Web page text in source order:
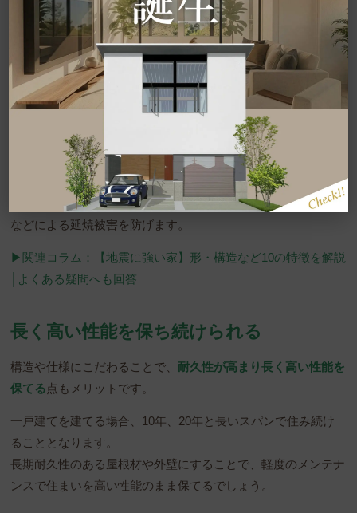
▶︎▶︎▶︎ 事例の詳細はこちらから
災害に強い家になり、日々の
暮らしの安心にもつながる
耐震等級3を取得した家なら震度7クラスの地震を受けても倒壊
する危険性は低くなり、耐火性の高い住まいにすれば地震火災
などによる延焼被害を防げます。
▶︎関連コラム：【地震に強い家】形・構造など10の特徴を解説
│よくある疑問へも回答
長く高い性能を保ち続けられる
構造や仕様にこだわることで、 耐久性が高まり長く高い性能を
保てる点もメリットです。
一戸建てを建てる場合、10年、20年と長いスパンで住み続け
ることとなります。
長期耐久性のある屋根材や外壁にすることで、軽度のメンテナ
ンスで住まいを高い性能のまま保てるでしょう。